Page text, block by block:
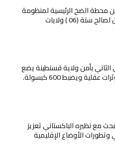
محطة الضخ الرئيسية لمنظومة
ستة (06 ) ولايات
الثاني بأمن ولاية قسنطينة يضع
ويضبط 600 كبسولة.
مع نظيره الباكستاني تعزيز
وتطورات الأوضاع الإقليمية